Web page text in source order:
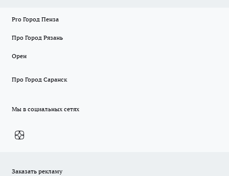
Pro Город Пенза
Про Город Рязань
Орен
Про Город Саранск
Мы в социальных сетях
Заказать рекламу